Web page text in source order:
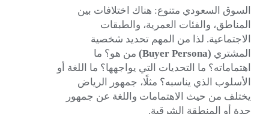
السوق السعودي متنوع: هناك اختلافات بين
المناطق، والفئات العمرية، والطبقات
الاجتماعية. لذا من المهم تحديد شخصية
المشتري (Buyer Persona)
من هو؟ ما
اهتماماته؟ ما التحديات التي يواجهها؟ ما اللغة أو
الأسلوب الذي يناسبه؟ مثلًا، جمهور الرياض
يختلف من حيث الاهتمامات واللغة عن جمهور
جدة أو المنطقة الشرقية.